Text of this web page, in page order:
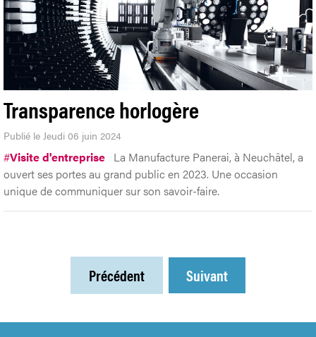
Transparence horlogère
Publié le Jeudi 06 juin 2024
#Visite d'entreprise La Manufacture Panerai, à Neuchâtel, a
ouvert ses portes au grand public en 2023. Une occasion
unique de communiquer sur son savoir-faire.
Précédent Suivant